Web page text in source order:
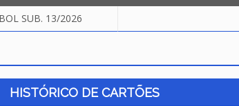
SUB. 13/2026
HISTÓRICO DE CARTÕES